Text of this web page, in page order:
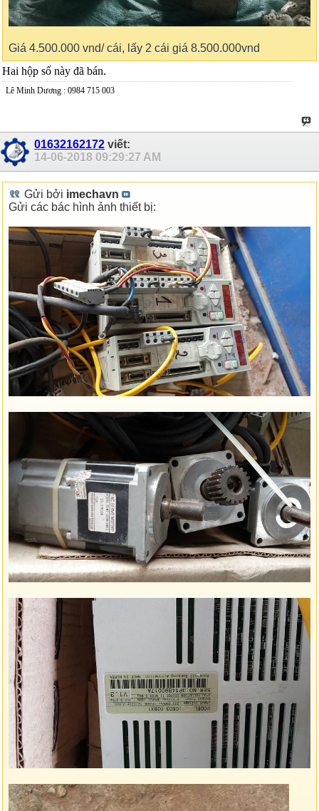
Giá 4.500.000 vnd/ cái, lấy 2 cái giá 8.500.000vnd
Hai hộp số này đã bán.
Lê Minh Dương : 0984 715 003
01632162172 viết:
14-06-2018 09:29:27 AM
Gửi bởi imechavn
Gửi các bác hình ảnh thiết bị: